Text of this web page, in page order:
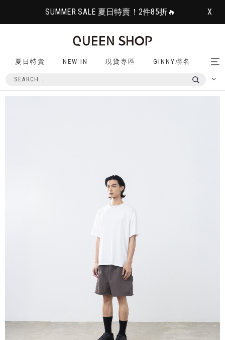
SUMMER SALE 夏日特賣！2件85折🔥 X
夏日特賣 NEW IN 現貨專區 GINNY聯名